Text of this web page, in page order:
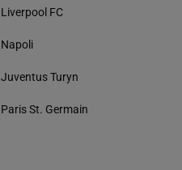
Liverpool FC
Napoli
Juventus Turyn
Paris St. Germain